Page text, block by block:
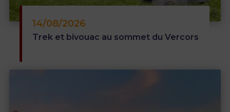
5 /5
14/08/2026
Trek et bivouac au sommet du Vercors